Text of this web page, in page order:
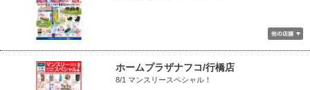
ホームプラザナフコ/行橋店
8/1 マンスリースペシャル！